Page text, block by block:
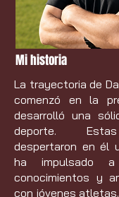
Mi historia
La trayectoria de
comenzó en la
desarrolló una
deporte.
despertaron en él
ha impulsado
conocimientos y
con jóvenes atletas.